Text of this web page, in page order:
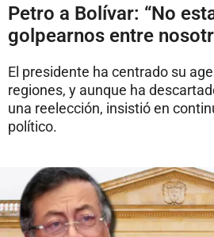
Petro a Bolívar: “No
golpearnos entre
El presidente ha centrado su
regiones, y aunque ha
una reelección, insistió en
político.